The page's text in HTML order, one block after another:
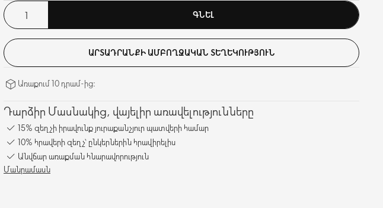
ԳՆԵԼ
ԱՐՏԱԴՐԱՆՔԻ ԱՄԲՈՂՋԱԿԱՆ ՏԵՂԵԿՈՒԹՅՈՒՆ
Առաքում 10 դրամ-ից։
Դարձիր Մասնակից, վայելիր առավելությունները
15% զեղչի իրավունք յուրաքանչյուր պատվերի համար
10% հրավերի զեղչ՝ ընկերներին հրավիրելիս
Անվճար առաքման հնարավորություն
Մանրամասն